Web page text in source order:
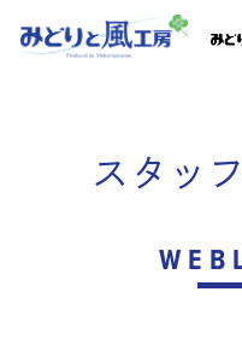
スタッ